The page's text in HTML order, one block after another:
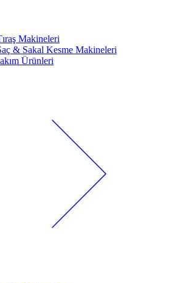
Makineleri
& Sakal Kesme Makineleri
Ürünleri